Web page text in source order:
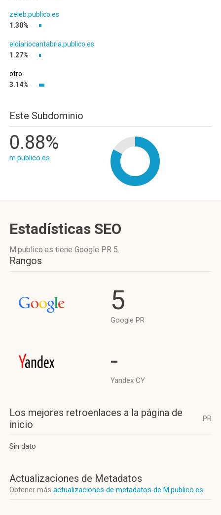
zeleb.publico.es
1.30%
eldiariocantabria.publico.es
1.27%
otro
3.14%
Este Subdominio
0.88%
m.publico.es
Estadísticas SEO
M.publico.es tiene Google PR 5.
Rangos
5
Google PR
-
Yandex CY
Los mejores retroenlaces a la página de
inicio
PR
Sin dato
Actualizaciones de Metadatos
Obtener más actualizaciones de metadatos de M.publico.es